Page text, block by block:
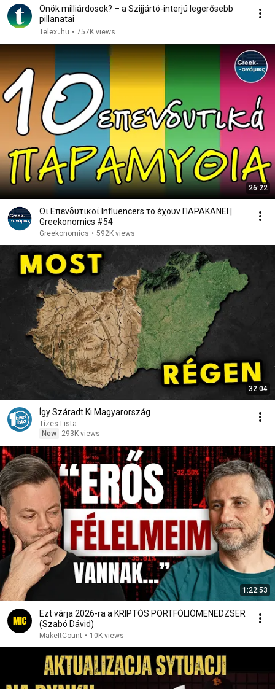
Önök milliárdosok? – a Szijjártó-interjú legerősebb
pillanatai
Telex․hu • 757K views
26:22
Οι Επενδυτικοί Influencers το έχουν ΠΑΡΑΚΑΝΕΙ |
Greekonomics #54
Greekonomics • 592K views
32:04
Így Száradt Ki Magyarország
Tízes Lista
New
293K views
1:22:53
Ezt várja 2026-ra a KRIPTÓS PORTFÓLIÓMENEDZSER
(Szabó Dávid)
MakeItCount • 10K views